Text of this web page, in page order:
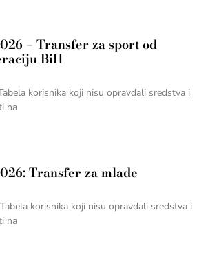
– Transfer za sport od
BiH
korisnika koji nisu opravdali sredstva i
na
Transfer za mlade
korisnika koji nisu opravdali sredstva i
na